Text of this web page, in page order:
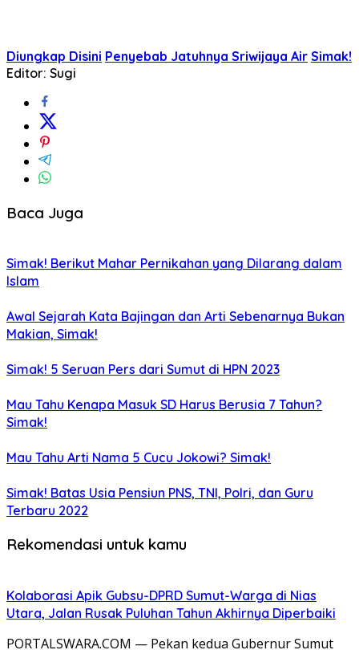
Diungkap Disini Penyebab Jatuhnya Sriwijaya Air Simak!
Editor: Sugi
Baca Juga
Simak! Berikut Mahar Pernikahan yang Dilarang dalam
Islam
Awal Sejarah Kata Bajingan dan Arti Sebenarnya Bukan
Makian, Simak!
Simak! 5 Seruan Pers dari Sumut di HPN 2023
Mau Tahu Kenapa Masuk SD Harus Berusia 7 Tahun?
Simak!
Mau Tahu Arti Nama 5 Cucu Jokowi? Simak!
Simak! Batas Usia Pensiun PNS, TNI, Polri, dan Guru
Terbaru 2022
Rekomendasi untuk kamu
Kolaborasi Apik Gubsu-DPRD Sumut-Warga di Nias
Utara, Jalan Rusak Puluhan Tahun Akhirnya Diperbaiki
PORTALSWARA.COM — Pekan kedua Gubernur Sumut